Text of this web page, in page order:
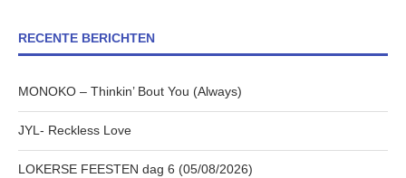
RECENTE BERICHTEN
MONOKO – Thinkin’ Bout You (Always)
JYL- Reckless Love
LOKERSE FEESTEN dag 6 (05/08/2026)